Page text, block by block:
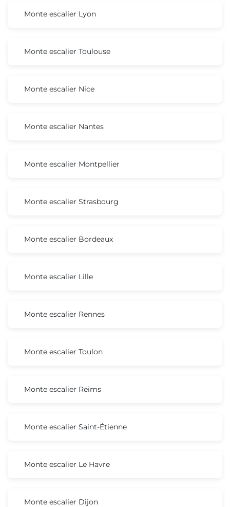
Monte escalier Lyon
Monte escalier Toulouse
Monte escalier Nice
Monte escalier Nantes
Monte escalier Montpellier
Monte escalier Strasbourg
Monte escalier Bordeaux
Monte escalier Lille
Monte escalier Rennes
Monte escalier Toulon
Monte escalier Reims
Monte escalier Saint-Étienne
Monte escalier Le Havre
Monte escalier Dijon